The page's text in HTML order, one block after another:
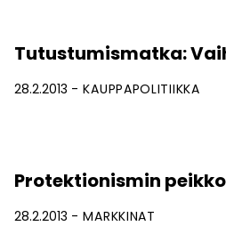
Tutustumismatka:
28.2.2013 KAUPPAPOLITIIKKA
Protektionismin peikko
28.2.2013 MARKKINAT